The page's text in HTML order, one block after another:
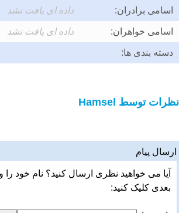
اسامی برادران: داده ای یافت نشد
اسامی خواهران: داده ای یافت نشد
دسته بندی ها:
نظرات توسط Hamsel
ارسال پیام
آیا می خواهید نظری ارسال کنید؟ نام خود را
بعدی کلیک کنید: